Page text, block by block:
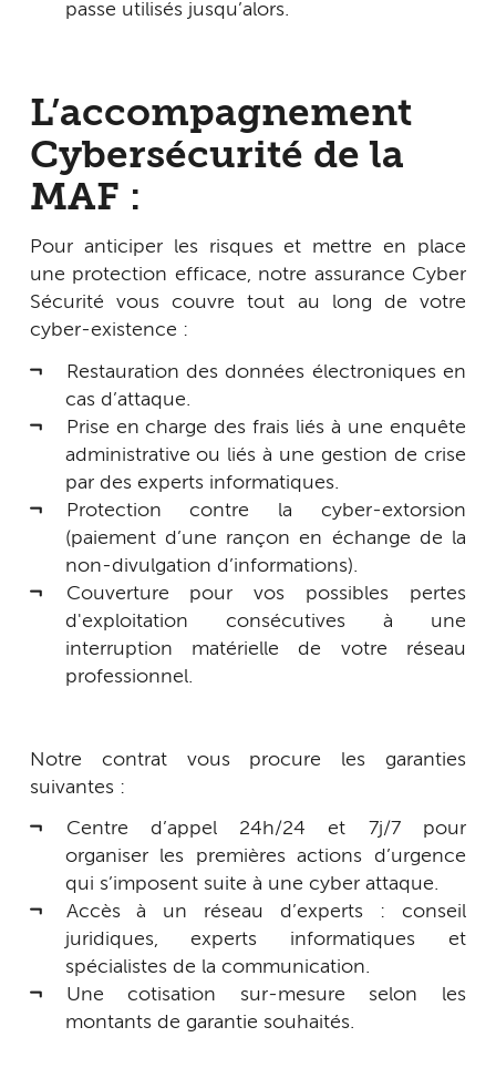
passe utilisés jusqu’alors.
L’accompagnement
Cybersécurité de la
MAF :
Pour anticiper les risques et mettre en place
une protection efficace, notre assurance Cyber
Sécurité vous couvre tout au long de votre
cyber-existence :
Restauration des données électroniques en
cas d’attaque.
Prise en charge des frais liés à une enquête
administrative ou liés à une gestion de crise
par des experts informatiques.
Protection contre la cyber-extorsion
(paiement d’une rançon en échange de la
non-divulgation d’informations).
Couverture pour vos possibles pertes
d'exploitation consécutives à une
interruption matérielle de votre réseau
professionnel.
Notre contrat vous procure les garanties
suivantes :
Centre d’appel 24h/24 et 7j/7 pour
organiser les premières actions d’urgence
qui s’imposent suite à une cyber attaque.
Accès à un réseau d’experts : conseil
juridiques, experts informatiques et
spécialistes de la communication.
Une cotisation sur-mesure selon les
montants de garantie souhaités.